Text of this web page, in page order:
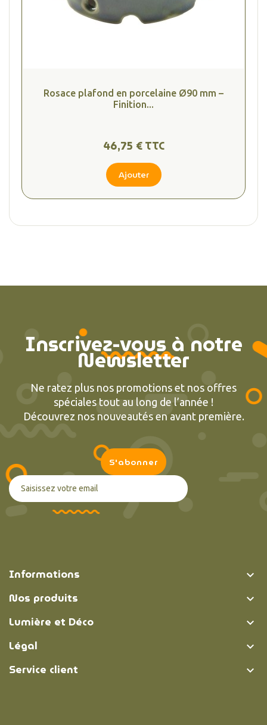
Rosace plafond en porcelaine Ø90 mm –
Finition...
46,75 € TTC
Ajouter
Inscrivez-vous à notre
Newsletter
Ne ratez plus nos promotions et nos offres
spéciales tout au long de l’année !
Découvrez nos nouveautés en avant première.
Informations 
Nos produits 
Lumière et Déco 
Légal 
Service client 